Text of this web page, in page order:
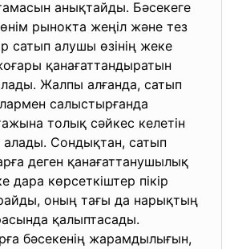
анықтайды. Бәсекеге
рынокта жеңіл және тез
сатып алушы өзінің жеке
қанағаттандыратын
Жалпы алғанда, сатып
салыстырғанда
толық сәйкес келетін
Сондықтан, сатып
деген қанағаттанушылық
дара көрсеткіштер пікір
оның тағы да нарықтың
қалыптасады.
бәсекенің жарамдылығын,